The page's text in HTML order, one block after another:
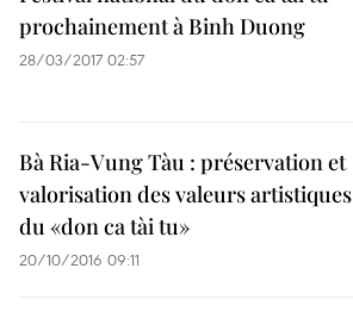
prochainement à Binh Duong
28/03/2017 02:57
Bà Ria-Vung Tàu : préservation et
valorisation des valeurs artistiques
du «don ca tài tu»
20/10/2016 09:11